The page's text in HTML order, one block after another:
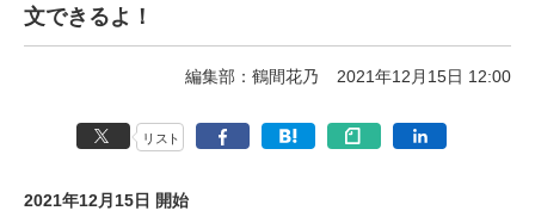
文できるよ！
編集部：鶴間花乃 2021年12月15日 12:00
リスト
2021年12月15日 開始